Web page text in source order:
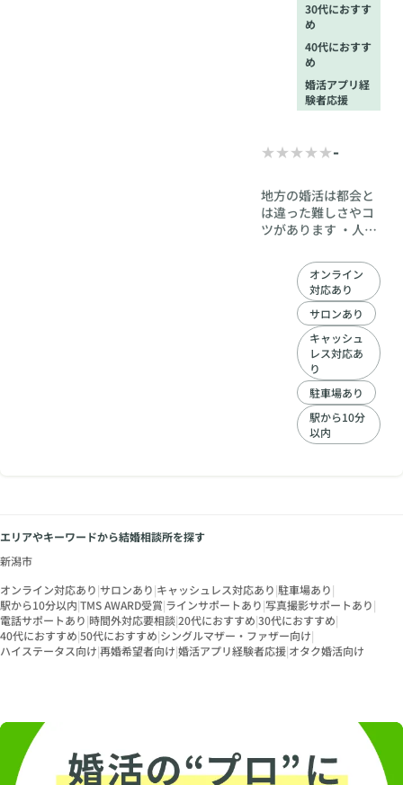
30代におすす
め
40代におすす
め
婚活アプリ経
験者応援
-
地方の婚活は都会と
は違った難しさやコ
ツがあります ・人数
でいかに戦うか？ ・
奥ゆかしく、引込み
思案な県民性に寄り
添うサポート ・地方
ならではの、ファッ
ション、デート方
法、成婚へのポイン
トがあります。 当社
は北信越の結婚相談
所唯一、TMSアワー
ドの成婚シルバー賞
オンライン
対応あり
サロンあり
キャッシュ
レス対応あ
り
駐車場あり
駅から10分
以内
エリアやキーワードから結婚相談所を探す
新潟市
オンライン対応あり|サロンあり|キャッシュレス対応あり|駐車場あり|
駅から10分以内|TMS AWARD受賞|ラインサポートあり|写真撮影サポートあり|
電話サポートあり|時間外対応要相談|20代におすすめ|30代におすすめ|
40代におすすめ|50代におすすめ|シングルマザー・ファザー向け|
ハイステータス向け|再婚希望者向け|婚活アプリ経験者応援|オタク婚活向け